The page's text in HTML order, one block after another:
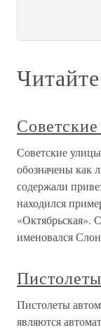
Советские
обозначены как
содержали
находился
«Октябрьская».
именовался
Пистолеты
являются